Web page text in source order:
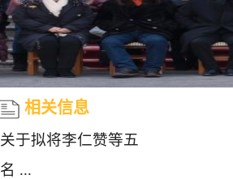
相关信息
关于拟将李仁赞等五
名 ...